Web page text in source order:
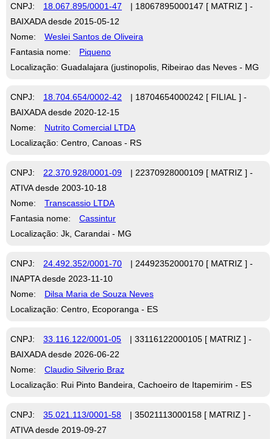
CNPJ: 18.067.895/0001-47
| 18067895000147 [ MATRIZ ] -
BAIXADA desde 2015-05-12
Nome:
Weslei Santos de Oliveira
Fantasia nome:
Piqueno
Localização: Guadalajara (justinopolis, Ribeirao das Neves - MG
CNPJ: 18.704.654/0002-42
| 18704654000242 [ FILIAL ] -
BAIXADA desde 2020-12-15
Nome:
Nutrito Comercial LTDA
Localização: Centro, Canoas - RS
CNPJ: 22.370.928/0001-09
| 22370928000109 [ MATRIZ ] -
ATIVA desde 2003-10-18
Nome:
Transcassio LTDA
Fantasia nome:
Cassintur
Localização: Jk, Carandai - MG
CNPJ: 24.492.352/0001-70
| 24492352000170 [ MATRIZ ] -
INAPTA desde 2023-11-10
Nome:
Dilsa Maria de Souza Neves
Localização: Centro, Ecoporanga - ES
CNPJ: 33.116.122/0001-05
| 33116122000105 [ MATRIZ ] -
BAIXADA desde 2026-06-22
Nome:
Claudio Silverio Braz
Localização: Rui Pinto Bandeira, Cachoeiro de Itapemirim - ES
CNPJ: 35.021.113/0001-58
| 35021113000158 [ MATRIZ ] -
ATIVA desde 2019-09-27